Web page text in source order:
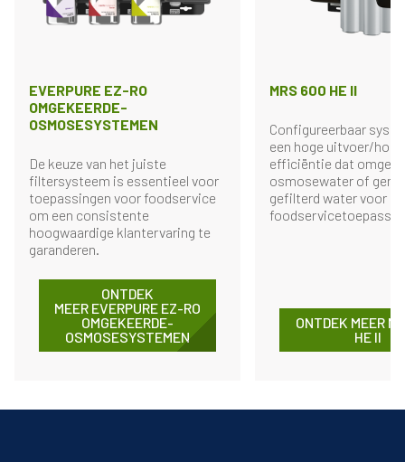
EVERPURE EZ-RO
OMGEKEERDE-
OSMOSESYSTEMEN
De keuze van het juiste
filtersysteem is essentieel voor
toepassingen voor foodservice
om een consistente
hoogwaardige klantervaring te
garanderen.
ONTDEK
MEER EVERPURE EZ-RO
OMGEKEERDE-
OSMOSESYSTEMEN
MRS 600 HE II
Configureerbaar
een hoge uitvoer/hoge
efficiëntie dat
osmosewater of
gefilterd water voor
ONTDEK MEER
HE II